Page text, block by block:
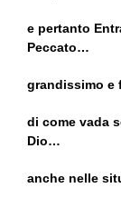
e pertanto
Peccato…
grandissimo e
di come vada
Dio…
anche nelle